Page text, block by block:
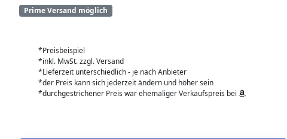
Prime Versand möglich
*Preisbeispiel
*inkl. MwSt. zzgl. Versand
*Lieferzeit unterschiedlich - je nach Anbieter
*der Preis kann sich jederzeit ändern und höher sein
*durchgestrichener Preis war ehemaliger Verkaufspreis bei